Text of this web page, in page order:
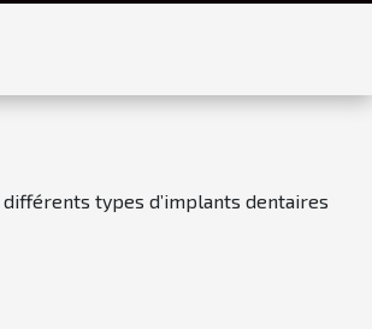
types d’implants dentaires